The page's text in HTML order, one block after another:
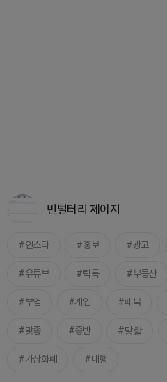
빈털터리 제이지
인스타 홍보 광고
유튜브 틱톡 부동산
부업 게임 페북
맞좋 좋반 맞핱
가상화폐 대행